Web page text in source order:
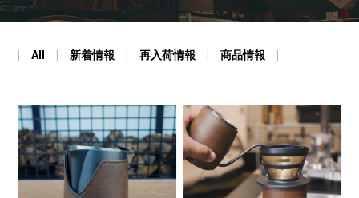
All 新着情報 再入荷情報 商品情報